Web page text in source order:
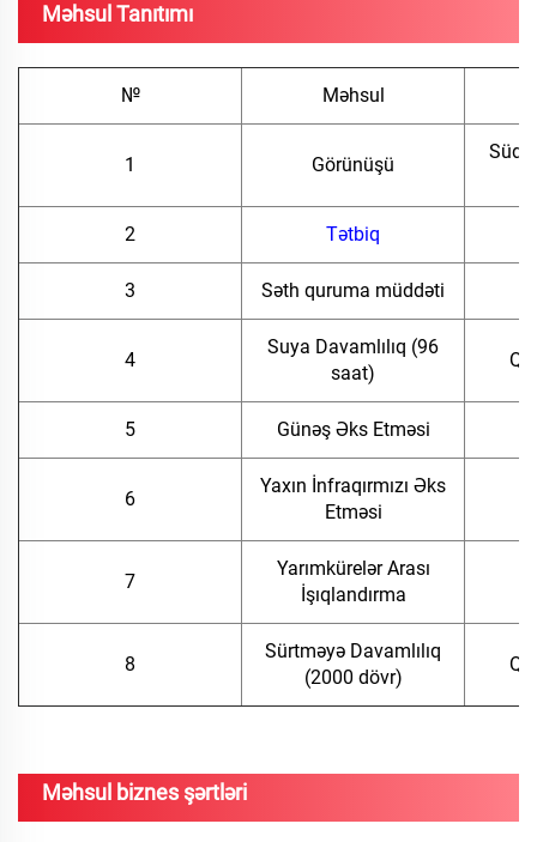
Məhsul Tanıtımı
№ Məhsul
1 Görünüşü
Süd
2 Tətbiq
3 Səth quruma müddəti
4
Suya Davamlılıq (96
saat)
5 Günəş Əks Etməsi
6
Yaxın İnfraqırmızı Əks
Etməsi
7
Yarımkürelər Arası
İşıqlandırma
8
Sürtməyə Davamlılıq
(2000 dövr)
Məhsul biznes şərtləri